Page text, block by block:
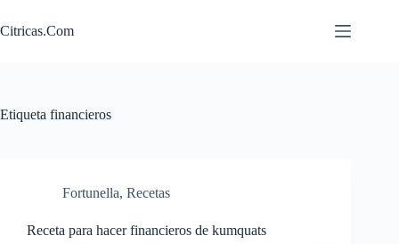
al
contenido
Citricas.Com
Etiqueta financieros
Fortunella, Recetas
Receta para hacer financieros de kumquats